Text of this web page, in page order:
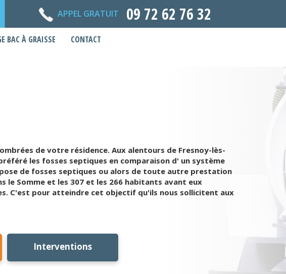
APPEL GRATUIT 09 72 62 76 32
BAC À GRAISSE CONTACT
de votre résidence. Aux alentours de Fresnoy-lès-
les fosses septiques en comparaison d' un système
de fosses septiques ou alors de toute autre prestation
le Somme et les 307 et les 266 habitants avant eux
C'est pour atteindre cet objectif qu'ils nous sollicitent aux
Interventions